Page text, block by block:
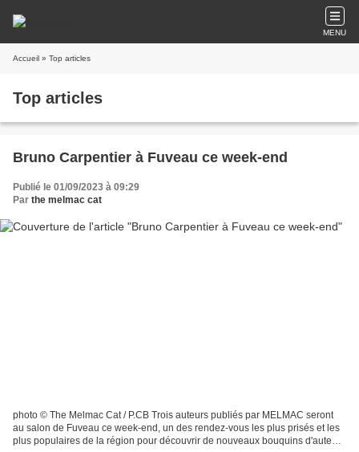
MENU
Accueil » Top articles
Top articles
Bruno Carpentier à Fuveau ce week-end
Publié le 01/09/2023 à 09:29
Par the melmac cat
photo © The Melmac Cat / P.CB Trois auteurs publiés par MELMAC seront
au salon de Fuveau ce week-end, un des rendez-vous les plus prisés et les
plus populaires de la région pour découvrir de nouveaux bouquins d'auteurs